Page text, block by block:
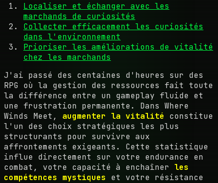
Localiser et échanger avec les
marchands de curiosités
Collecter efficacement les curiosités
dans l'environnement
Prioriser les améliorations de vitalité
chez les marchands
J'ai passé des centaines d'heures sur des
RPG où la gestion des ressources fait toute
la différence entre un gameplay fluide et
une frustration permanente. Dans Where
Winds Meet, augmenter la vitalité constitue
l'un des choix stratégiques les plus
structurants pour survivre aux
affrontements exigeants. Cette statistique
influe directement sur votre endurance en
combat, votre capacité à enchaîner les
compétences mystiques et votre résistance